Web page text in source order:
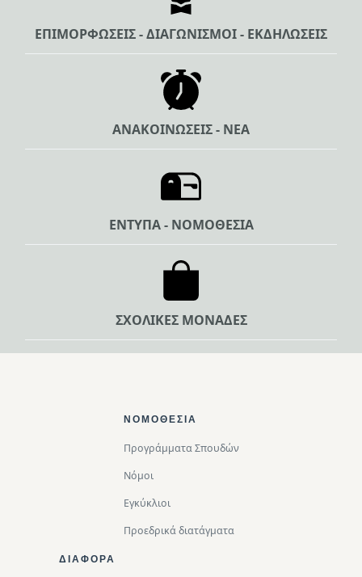
ΕΠΙΜΟΡΦΩΣΕΙΣ - ΔΙΑΓΩΝΙΣΜΟΙ - ΕΚΔΗΛΩΣΕΙΣ
ΑΝΑΚΟΙΝΩΣΕΙΣ - ΝΕΑ
ΕΝΤΥΠΑ - ΝΟΜΟΘΕΣΙΑ
ΣΧΟΛΙΚΕΣ ΜΟΝΑΔΕΣ
ΝΟΜΟΘΕΣΊΑ
Προγράμματα Σπουδών
Νόμοι
Εγκύκλιοι
Προεδρικά διατάγματα
ΔΙΑΦΟΡΑ